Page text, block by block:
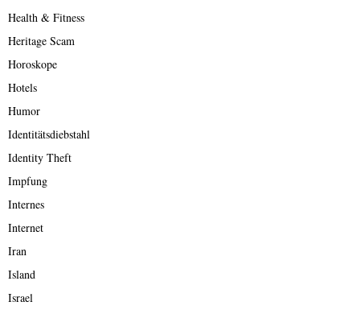
Health & Fitness
Heritage Scam
Horoskope
Hotels
Humor
Identitätsdiebstahl
Identity Theft
Impfung
Internes
Internet
Iran
Island
Israel